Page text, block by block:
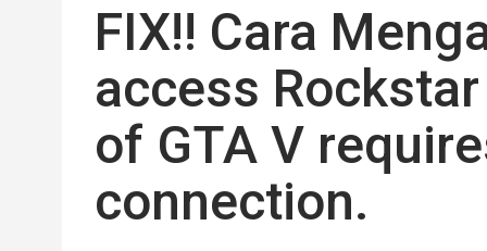
FIX!! Cara
access
of GTA V
connection.